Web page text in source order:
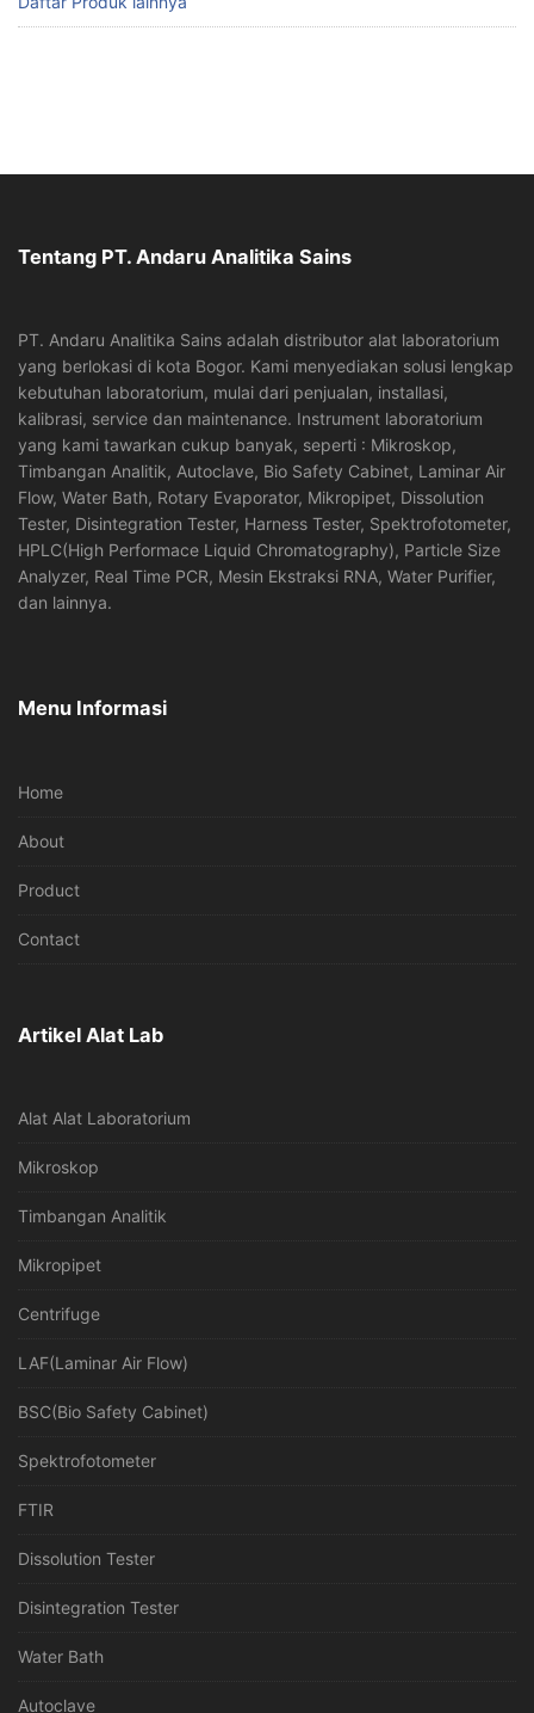
Tentang PT. Andaru Analitika Sains
PT. Andaru Analitika Sains adalah distributor alat laboratorium
yang berlokasi di kota Bogor. Kami menyediakan solusi lengkap
kebutuhan laboratorium, mulai dari penjualan, installasi,
kalibrasi, service dan maintenance. Instrument laboratorium
yang kami tawarkan cukup banyak, seperti : Mikroskop,
Timbangan Analitik, Autoclave, Bio Safety Cabinet, Laminar Air
Flow, Water Bath, Rotary Evaporator, Mikropipet, Dissolution
Tester, Disintegration Tester, Harness Tester, Spektrofotometer,
HPLC(High Performace Liquid Chromatography), Particle Size
Analyzer, Real Time PCR, Mesin Ekstraksi RNA, Water Purifier,
dan lainnya.
Menu Informasi
Home
About
Product
Contact
Artikel Alat Lab
Alat Alat Laboratorium
Mikroskop
Timbangan Analitik
Mikropipet
Centrifuge
LAF(Laminar Air Flow)
BSC(Bio Safety Cabinet)
Spektrofotometer
FTIR
Dissolution Tester
Disintegration Tester
Water Bath
Autoclave